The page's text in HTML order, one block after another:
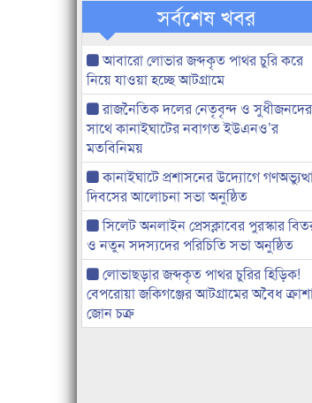
সর্বশেষ খবর
আবারো লোভার জব্দকৃত পাথর চুরি করে
নিয়ে যাওয়া হচ্ছে আটগ্রামে
রাজনৈতিক দলের নেতৃবৃন্দ ও সুধীজনদের
সাথে কানাইঘাটের নবাগত ইউএনও’র
মতবিনিময়
কানাইঘাটে প্রশাসনের উদ্যোগে
দিবসের আলোচনা সভা অনুষ্ঠিত
সিলেট অনলাইন প্রেসক্লাবের পুরস্কার
ও নতুন সদস্যদের পরিচিতি সভা অনুষ্ঠিত
লোভাছড়ার জব্দকৃত পাথর চুরির হিড়িক!
বেপরোয়া জকিগঞ্জের আটগ্রামের অবৈধ
জোন চক্র